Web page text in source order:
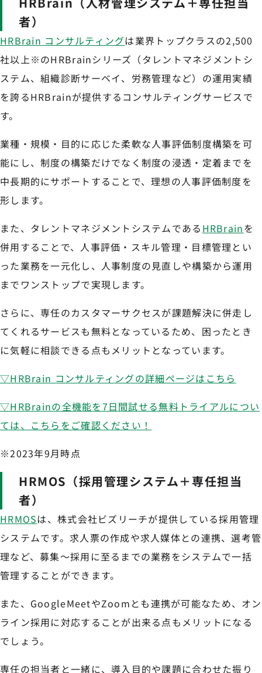
者）
HRBrain コンサルティングは業界トップクラスの2,500
社以上※のHRBrainシリーズ（タレントマネジメントシ
ステム、組織診断サーベイ、労務管理など）の運用実績
を誇るHRBrainが提供するコンサルティングサービスで
す。
業種・規模・目的に応じた柔軟な人事評価制度構築を可
能にし、制度の構築だけでなく制度の浸透・定着までを
中長期的にサポートすることで、理想の人事評価制度を
形します。
また、タレントマネジメントシステムである HRBrainを
併用することで、人事評価・スキル管理・目標管理とい
った業務を一元化し、人事制度の見直しや構築から運用
までワンストップで実現します。
さらに、専任のカスタマーサクセスが課題解決に併走し
てくれるサービスも無料となっているため、困ったとき
に気軽に相談できる点もメリットとなっています。
▽HRBrain コンサルティングの詳細ページはこちら
▽HRBrainの全機能を7日間試せる無料トライアルについ
ては、こちらをご確認ください！
※2023年9月時点
HRMOS（採用管理システム＋専任担当
者）
HRMOSは、株式会社ビズリーチが提供している採用管理
システムです。求人票の作成や求人媒体との連携、選考管
理など、募集～採用に至るまでの業務をシステムで一括
管理することができます。
また、GoogleMeetやZoomとも連携が可能なため、オン
ライン採用に対応することが出来る点もメリットになる
でしょう。
専任の担当者と一緒に、導入目的や課題に合わせた振り